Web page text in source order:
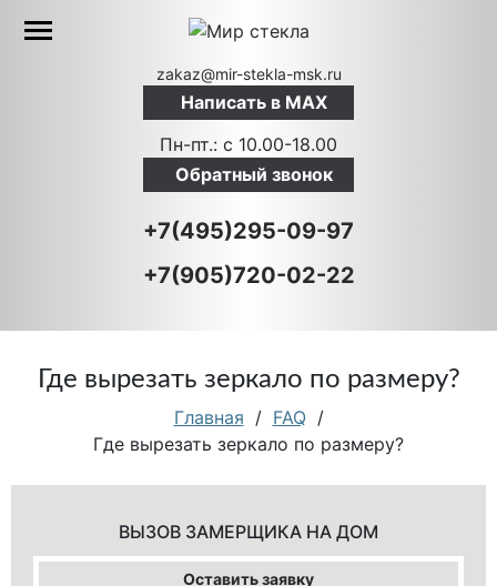
zakaz@mir-stekla-msk.ru
Написать в MAX
Пн-пт.: c 10.00-18.00
Обратный звонок
+7(495)295-09-97
+7(905)720-02-22
Где вырезать зеркало по размеру?
Главная / FAQ /
Где вырезать зеркало по размеру?
ВЫЗОВ ЗАМЕРЩИКА НА ДОМ
Оставить заявку